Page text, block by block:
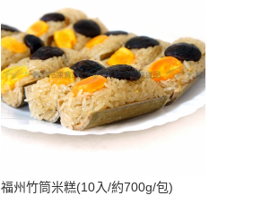
福州竹筒米糕(10入/約700g/包)